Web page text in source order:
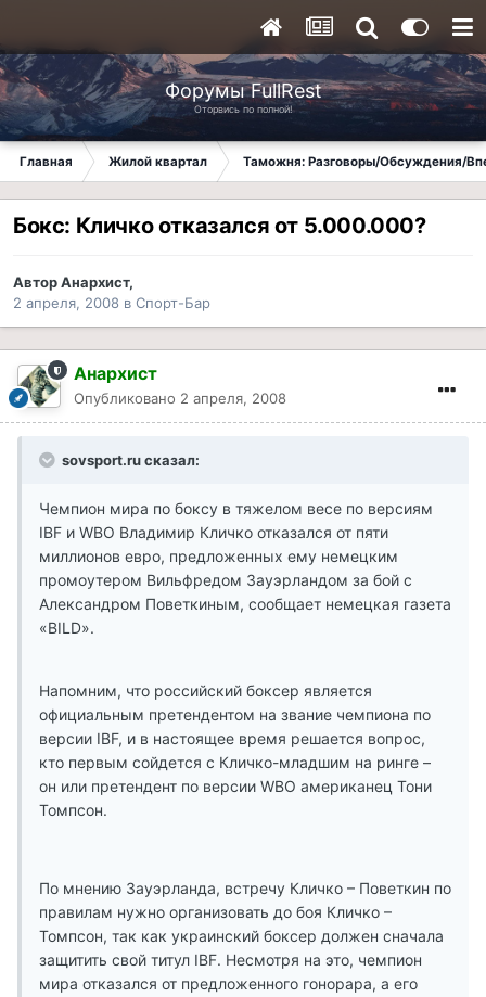
Форумы FullRest
Оторвись по полной!
Главная Жилой квартал Таможня: Разговоры/Обсуждения/
Бокс: Кличко отказался от 5.000.000?
АвторАнархист,
2 апреля, 2008 в Спорт-Бар
Анархист
Опубликовано 2 апреля, 2008
sovsport.ru сказал:
Чемпион мира по боксу в тяжелом весе по версиям
IBF и WBO Владимир Кличко отказался от пяти
миллионов евро, предложенных ему немецким
промоутером Вильфредом Зауэрландом за бой с
Александром Поветкиным, сообщает немецкая газета
«BILD».
Напомним, что российский боксер является
официальным претендентом на звание чемпиона по
версии IBF, и в настоящее время решается вопрос,
кто первым сойдется с Кличко-младшим на ринге –
он или претендент по версии WBO американец Тони
Томпсон.
По мнению Зауэрланда, встречу Кличко – Поветкин по
правилам нужно организовать до боя Кличко –
Томпсон, так как украинский боксер должен сначала
защитить свой титул IBF. Несмотря на это, чемпион
мира отказался от предложенного гонорара, а его